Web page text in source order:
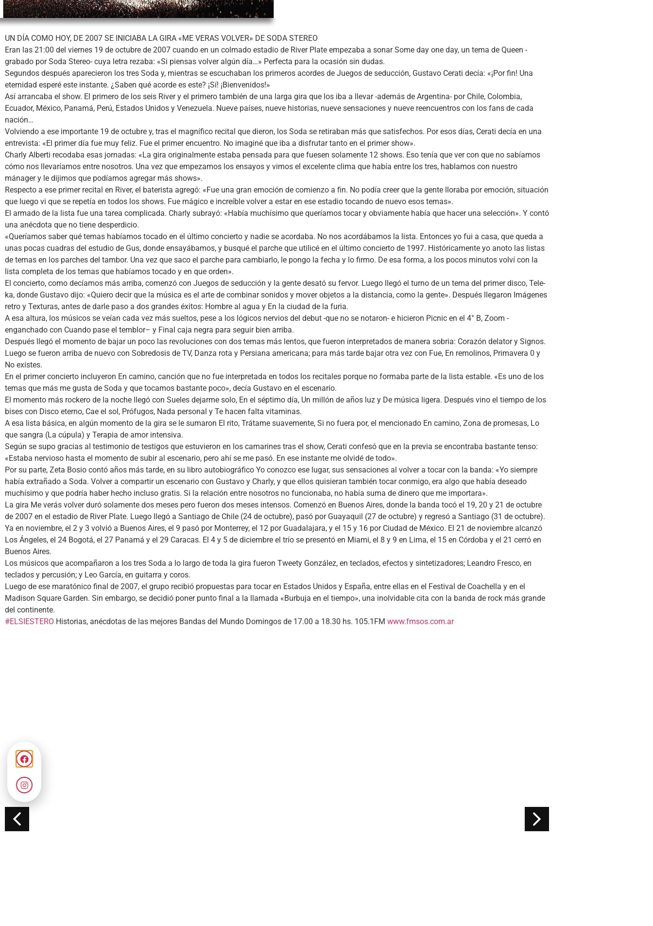
UN DÍA COMO HOY, DE 2007 SE INICIABA LA GIRA «ME VERAS VOLVER» DE SODA STEREO
Eran las 21:00 del viernes 19 de octubre de 2007 cuando en un colmado estadio de River Plate empezaba a sonar Some day one day, un tema de Queen -
grabado por Soda Stereo- cuya letra rezaba: «Si piensas volver algún día…» Perfecta para la ocasión sin dudas.
Segundos después aparecieron los tres Soda y, mientras se escuchaban los primeros acordes de Juegos de seducción, Gustavo Cerati decía: «¡Por fin! Una
eternidad esperé este instante. ¿Saben qué acorde es este? ¡Sí! ¡Bienvenidos!»
Así arrancaba el show. El primero de los seis River y el primero también de una larga gira que los iba a llevar -además de Argentina- por Chile, Colombia,
Ecuador, México, Panamá, Perú, Estados Unidos y Venezuela. Nueve países, nueve historias, nueve sensaciones y nueve reencuentros con los fans de cada
nación…
Volviendo a ese importante 19 de octubre y, tras el magnífico recital que dieron, los Soda se retiraban más que satisfechos. Por esos días, Cerati decía en una
entrevista: «El primer día fue muy feliz. Fue el primer encuentro. No imaginé que iba a disfrutar tanto en el primer show».
Charly Alberti recodaba esas jornadas: «La gira originalmente estaba pensada para que fuesen solamente 12 shows. Eso tenía que ver con que no sabíamos
cómo nos llevaríamos entre nosotros. Una vez que empezamos los ensayos y vimos el excelente clima que había entre los tres, hablamos con nuestro
mánager y le dijimos que podíamos agregar más shows».
Respecto a ese primer recital en River, el baterista agregó: «Fue una gran emoción de comienzo a fin. No podía creer que la gente lloraba por emoción, situación
que luego vi que se repetía en todos los shows. Fue mágico e increíble volver a estar en ese estadio tocando de nuevo esos temas».
El armado de la lista fue una tarea complicada. Charly subrayó: «Había muchísimo que queríamos tocar y obviamente había que hacer una selección». Y contó
una anécdota que no tiene desperdicio.
«Queríamos saber qué temas habíamos tocado en el último concierto y nadie se acordaba. No nos acordábamos la lista. Entonces yo fui a casa, que queda a
unas pocas cuadras del estudio de Gus, donde ensayábamos, y busqué el parche que utilicé en el último concierto de 1997. Históricamente yo anoto las listas
de temas en los parches del tambor. Una vez que saco el parche para cambiarlo, le pongo la fecha y lo firmo. De esa forma, a los pocos minutos volví con la
lista completa de los temas que habíamos tocado y en que orden».
El concierto, como decíamos más arriba, comenzó con Juegos de seducción y la gente desató su fervor. Luego llegó el turno de un tema del primer disco, Tele-
ka, donde Gustavo dijo: «Quiero decir que la música es el arte de combinar sonidos y mover objetos a la distancia, como la gente». Después llegaron Imágenes
retro y Texturas, antes de darle paso a dos grandes éxitos: Hombre al agua y En la ciudad de la furia.
A esa altura, los músicos se veían cada vez más sueltos, pese a los lógicos nervios del debut -que no se notaron- e hicieron Picnic en el 4° B, Zoom -
enganchado con Cuando pase el temblor– y Final caja negra para seguir bien arriba.
Después llegó el momento de bajar un poco las revoluciones con dos temas más lentos, que fueron interpretados de manera sobria: Corazón delator y Signos.
Luego se fueron arriba de nuevo con Sobredosis de TV, Danza rota y Persiana americana; para más tarde bajar otra vez con Fue, En remolinos, Primavera 0 y
No existes.
En el primer concierto incluyeron En camino, canción que no fue interpretada en todos los recitales porque no formaba parte de la lista estable. «Es uno de los
temas que más me gusta de Soda y que tocamos bastante poco», decía Gustavo en el escenario.
El momento más rockero de la noche llegó con Sueles dejarme solo, En el séptimo día, Un millón de años luz y De música ligera. Después vino el tiempo de los
bises con Disco eterno, Cae el sol, Prófugos, Nada personal y Te hacen falta vitaminas.
A esa lista básica, en algún momento de la gira se le sumaron El rito, Trátame suavemente, Si no fuera por, el mencionado En camino, Zona de promesas, Lo
que sangra (La cúpula) y Terapia de amor intensiva.
Según se supo gracias al testimonio de testigos que estuvieron en los camarines tras el show, Cerati confesó que en la previa se encontraba bastante tenso:
«Estaba nervioso hasta el momento de subir al escenario, pero ahí se me pasó. En ese instante me olvidé de todo».
Por su parte, Zeta Bosio contó años más tarde, en su libro autobiográfico Yo conozco ese lugar, sus sensaciones al volver a tocar con la banda: «Yo siempre
había extrañado a Soda. Volver a compartir un escenario con Gustavo y Charly, y que ellos quisieran también tocar conmigo, era algo que había deseado
muchísimo y que podría haber hecho incluso gratis. Si la relación entre nosotros no funcionaba, no había suma de dinero que me importara».
La gira Me verás volver duró solamente dos meses pero fueron dos meses intensos. Comenzó en Buenos Aires, donde la banda tocó el 19, 20 y 21 de octubre
de 2007 en el estadio de River Plate. Luego llegó a Santiago de Chile (24 de octubre), pasó por Guayaquil (27 de octubre) y regresó a Santiago (31 de octubre).
Ya en noviembre, el 2 y 3 volvió a Buenos Aires, el 9 pasó por Monterrey, el 12 por Guadalajara, y el 15 y 16 por Ciudad de México. El 21 de noviembre alcanzó
Los Ángeles, el 24 Bogotá, el 27 Panamá y el 29 Caracas. El 4 y 5 de diciembre el trío se presentó en Miami, el 8 y 9 en Lima, el 15 en Córdoba y el 21 cerró en
Buenos Aires.
Los músicos que acompañaron a los tres Soda a lo largo de toda la gira fueron Tweety González, en teclados, efectos y sintetizadores; Leandro Fresco, en
teclados y percusión; y Leo García, en guitarra y coros.
Luego de ese maratónico final de 2007, el grupo recibió propuestas para tocar en Estados Unidos y España, entre ellas en el Festival de Coachella y en el
Madison Square Garden. Sin embargo, se decidió poner punto final a la llamada «Burbuja en el tiempo», una inolvidable cita con la banda de rock más grande
del continente.
#ELSIESTERO Historias, anécdotas de las mejores Bandas del Mundo Domingos de 17.00 a 18.30 hs. 105.1FM www.fmsos.com.ar